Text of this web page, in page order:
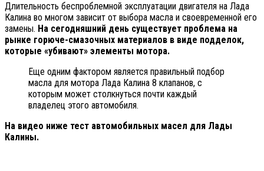
Длительность беспроблемной эксплуатации двигателя на Лада
Калина во многом зависит от выбора масла и своевременной его
замены. На сегодняшний день существует проблема на
рынке горюче-смазочных материалов в виде подделок,
которые «убивают» элементы мотора.
Еще одним фактором является правильный подбор
масла для мотора Лада Калина 8 клапанов, с
которым может столкнуться почти каждый
владелец этого автомобиля.
На видео ниже тест автомобильных масел для Лады
Калины.